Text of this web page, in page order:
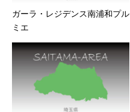
ガーラ・レジデンス南浦和プル
ミエ